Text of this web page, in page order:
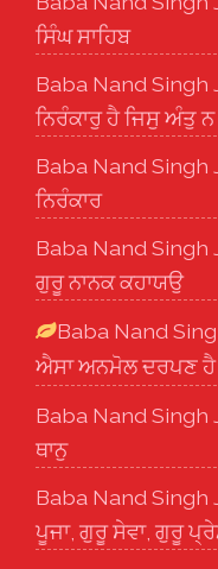
ਸਿੰਘ ਸਾਹਿਬ
Baba Nand Singh
ਨਿਰੰਕਾਰੁ ਹੈ ਜਿਸੁ ਅੰਤੁ ਨ
Baba Nand Singh
ਨਿਰੰਕਾਰ
Baba Nand Singh
ਗੁਰੂ ਨਾਨਕ ਕਹਾਯਉ
Baba Nand
ਐਸਾ ਅਨਮੋਲ ਦਰਪਣ ਹੈ
Baba Nand Singh
ਥਾਨੁ
Baba Nand Singh
ਪੂਜਾ, ਗੁਰੂ ਸੇਵਾ, ਗੁਰੂ